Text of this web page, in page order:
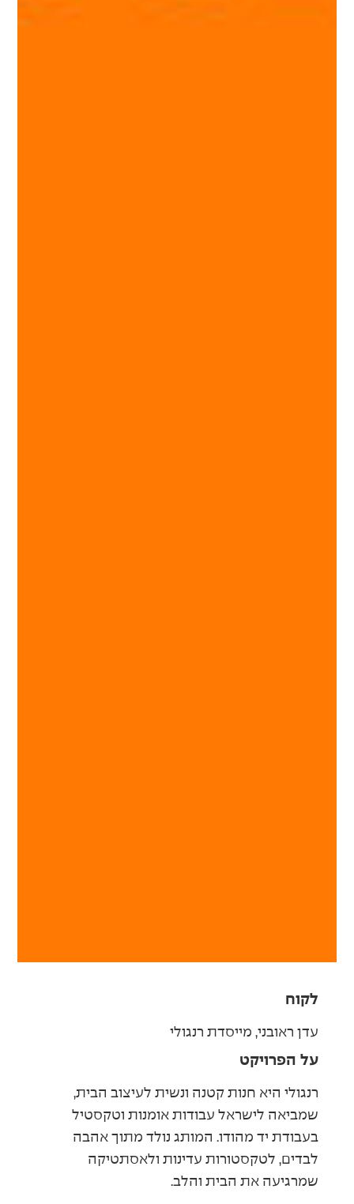
לקוח
עדן ראובני, מייסדת רנגולי
על הפרויקט
רנגולי היא חנות קטנה ונשית לעיצוב הבית,
שמביאה לישראל עבודות אומנות וטקסטיל
בעבודת יד מהודו. המותג נולד מתוך אהבה
לבדים, לטקסטורות עדינות ולאסתטיקה
שמרגיעה את הבית והלב.